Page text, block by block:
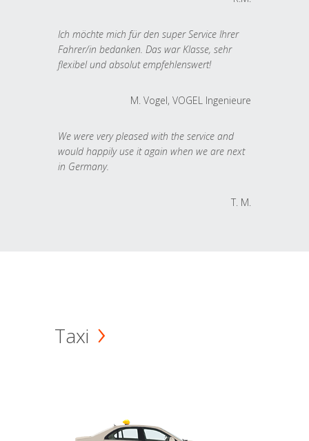
Ich möchte mich für den super Service Ihrer
Fahrer/in bedanken. Das war Klasse, sehr
flexibel und absolut empfehlenswert!
M. Vogel, VOGEL Ingenieure
We were very pleased with the service and
would happily use it again when we are next
in Germany.
T. M.
Taxi